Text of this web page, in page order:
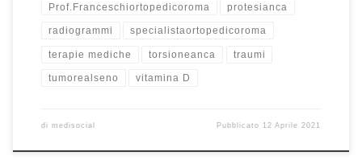
Prof.Franceschiortopedicoroma protesianca
radiogrammi specialistaortopedicoroma
terapie mediche torsioneanca traumi
tumorealseno vitamina D
di medisocial Pubblicato 12 Aprile 2021